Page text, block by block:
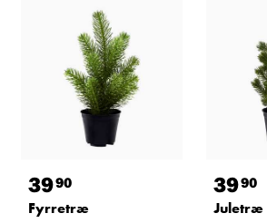
3990
Fyrretræ
3990
Juletræ